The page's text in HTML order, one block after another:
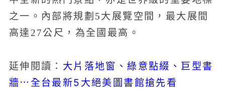
之一。內部將規劃5大展覽空間，最大展間
高達27公尺，為全國最高。
延伸閱讀： 大片落地窗、綠意點綴、巨型書
牆⋯全台最新5大絕美圖書館搶先看